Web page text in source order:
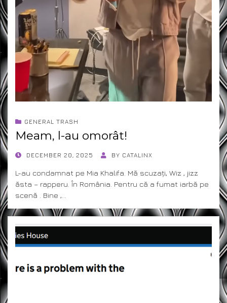
GENERAL TRASH
Meam, l-au omorât!
POSTEDDECEMBER 20, 2025 BY CATALINX
L-au condamnat pe Mia Khalifa. Mă scuzați, Wiz , jizz
ăsta – rapperu. În România. Pentru că a fumat iarbă pe
scenă . Bine ,…